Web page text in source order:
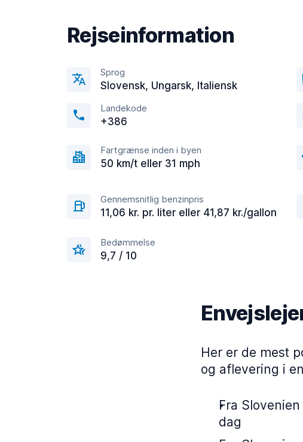
Rejseinformation
Sprog
Slovensk, Ungarsk, Italiensk
Landekode
+386
Fartgrænse inden i byen
50 km/t eller 31 mph
Gennemsnitlig benzinpris
11,06 kr. pr. liter eller 41,87 kr./gallon
Bedømmelse
9,7 / 10
Her er de mest
og aflevering i
Fra
dag